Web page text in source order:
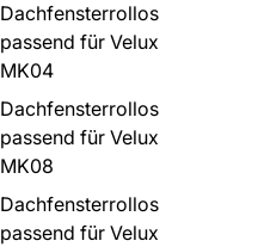
Dachfensterrollos
passend für Velux
MK04
Dachfensterrollos
passend für Velux
MK08
Dachfensterrollos
passend für Velux